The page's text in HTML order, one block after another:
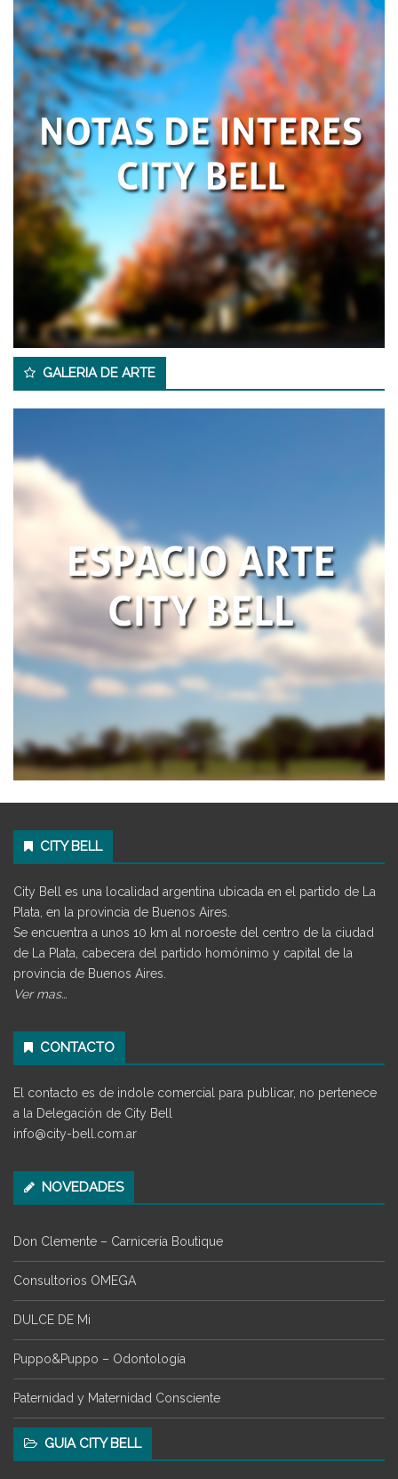
GALERIA DE ARTE
CITY BELL
City Bell es una localidad argentina ubicada en el partido de La
Plata, en la provincia de Buenos Aires.
Se encuentra a unos 10 km al noroeste del centro de la ciudad
de La Plata, cabecera del partido homónimo y capital de la
provincia de Buenos Aires.
Ver mas…
CONTACTO
El contacto es de indole comercial para publicar, no pertenece
a la Delegación de City Bell
info@city-bell.com.ar
NOVEDADES
Don Clemente – Carnicería Boutique
Consultorios OMEGA
DULCE DE Mi
Puppo&Puppo – Odontología
Paternidad y Maternidad Consciente
GUIA CITY BELL